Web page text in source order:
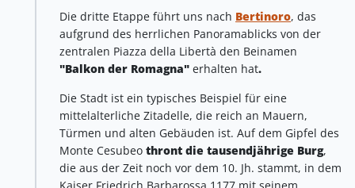
Die dritte Etappe führt uns nach Bertinoro, das
aufgrund des herrlichen Panoramablicks von der
zentralen Piazza della Libertà den Beinamen
"Balkon der Romagna" erhalten hat.
Die Stadt ist ein typisches Beispiel für eine
mittelalterliche Zitadelle, die reich an Mauern,
Türmen und alten Gebäuden ist. Auf dem Gipfel des
Monte Cesubeo thront die tausendjährige Burg,
die aus der Zeit noch vor dem 10. Jh. stammt, in dem